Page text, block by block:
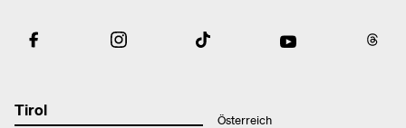
Tirol
Österreich